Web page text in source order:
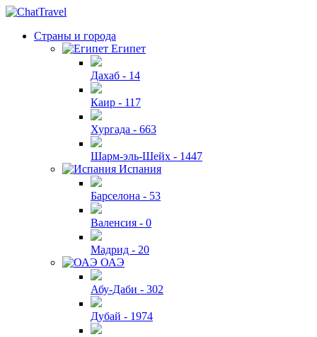
Страны и города
Египет
Дахаб - 14
Каир - 117
Хургада - 663
Шарм-эль-Шейх - 1447
Испания
Барселона - 53
Валенсия - 0
Мадрид - 20
ОАЭ
Абу-Даби - 302
Дубай - 1974